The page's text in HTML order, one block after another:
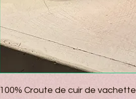
100% Croute de cuir de vachette